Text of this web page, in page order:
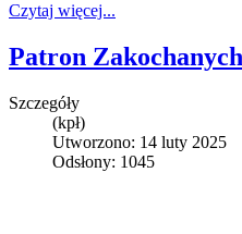
Czytaj więcej...
Patron Zakochanych
Szczegóły
(kpł)
Utworzono: 14 luty 2025
Odsłony: 1045